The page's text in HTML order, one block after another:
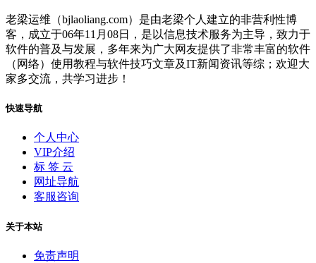
老梁运维（bjlaoliang.com）是由老梁个人建立的非营利性博
客，成立于06年11月08日，是以信息技术服务为主导，致力于
软件的普及与发展，多年来为广大网友提供了非常丰富的软件
（网络）使用教程与软件技巧文章及IT新闻资讯等综；欢迎大
家多交流，共学习进步！
快速导航
个人中心
VIP介绍
标 签 云
网址导航
客服咨询
关于本站
免责声明